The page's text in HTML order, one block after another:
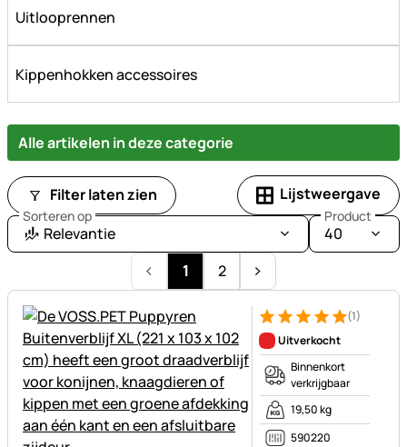
Uitlooprennen
Kippenhokken accessoires
Alle artikelen in deze categorie
Filter laten zien Lijstweergave
Sorteren op
Relevantie
Product
40
1
2
Beoordeling: 5 van 5 (1
1 Bewertung
(1)
Uitverkocht
Binnenkort
verkrijgbaar
19,50 kg
590220